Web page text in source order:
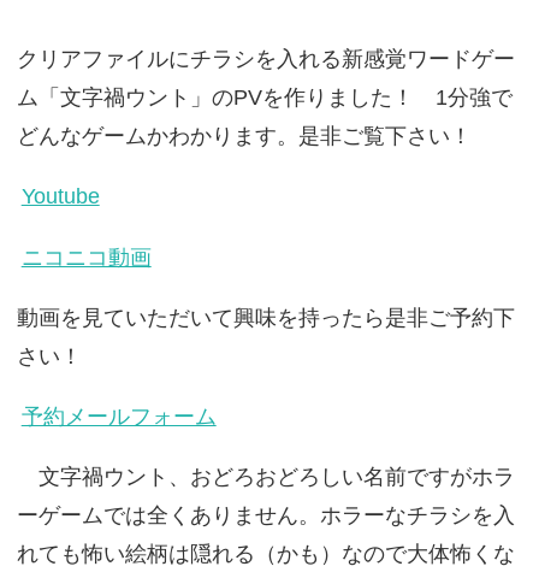
クリアファイルにチラシを入れる新感覚ワードゲー
ム「文字禍ウント」のPVを作りました！ 1分強で
どんなゲームかわかります。是非ご覧下さい！
Youtube
ニコニコ動画
動画を見ていただいて興味を持ったら是非ご予約下
さい！
予約メールフォーム
文字禍ウント、おどろおどろしい名前ですがホラ
ーゲームでは全くありません。ホラーなチラシを入
れても怖い絵柄は隠れる（かも）なので大体怖くな